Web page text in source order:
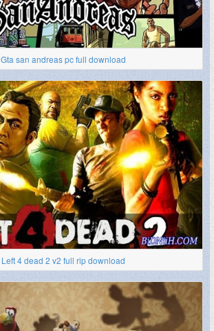
Gta san andreas pc full download
Left 4 dead 2 v2 full rip download